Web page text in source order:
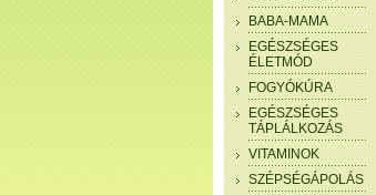
BABA-MAMA
EGÉSZSÉGES
ÉLETMÓD
FOGYÓKÚRA
EGÉSZSÉGES
TÁPLÁLKOZÁS
VITAMINOK
SZÉPSÉGÁPOLÁS